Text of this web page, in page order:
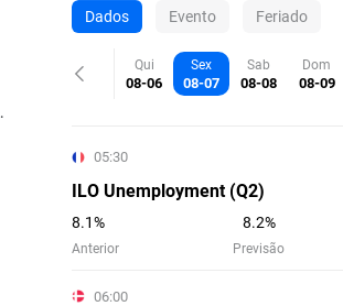
Dados Evento Feriado
Qui
08-06
Sex
08-07
Sab
08-08
Dom
08-09
05:30
ILO Unemployment (Q2)
8.1% 8.2%
Anterior Previsão
06:00